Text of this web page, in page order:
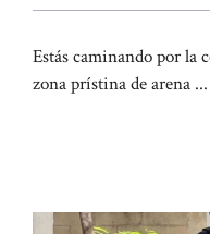
Estás caminando por la
zona prístina de arena ...